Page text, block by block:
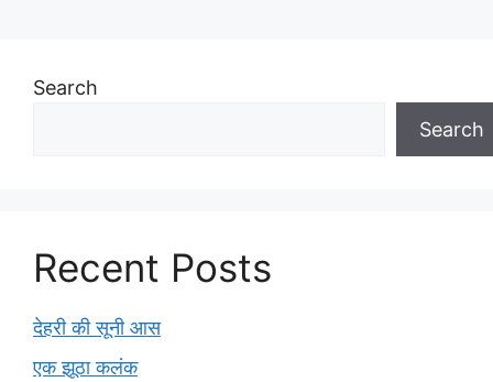
Search
Search
Recent Posts
देहरी की सूनी आस
एक झूठा कलंक